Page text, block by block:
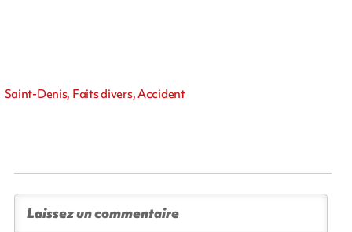
Saint-Denis, Faits divers, Accident